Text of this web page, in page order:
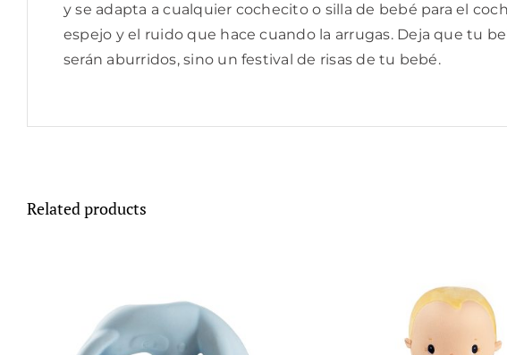
y se adapta a cualquier cochecito o silla de bebé para el
espejo y el ruido que hace cuando la arrugas. Deja que tu
serán aburridos, sino un festival de risas de tu bebé.
Related products